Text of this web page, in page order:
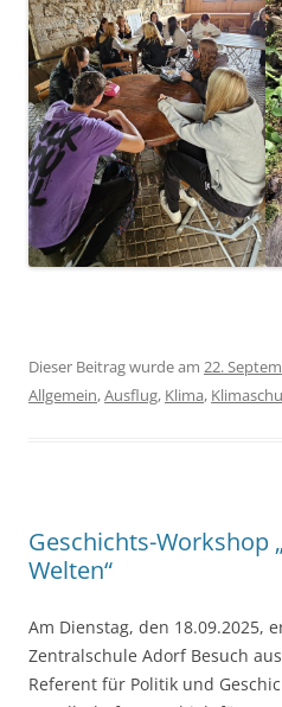
Dieser Beitrag wurde am 22.
Allgemein,Ausflug, Klima,
Geschichts-Workshop
Welten“
Am Dienstag, den 18.09.2025,
Zentralschule Adorf Besuch
Referent für Politik und